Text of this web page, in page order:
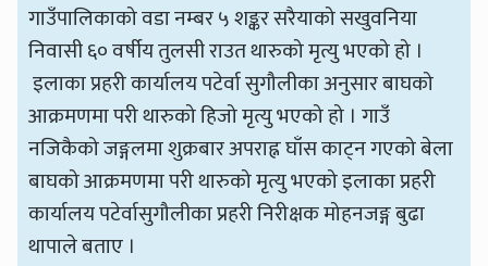
गाउँपालिकाको वडा नम्बर ५ शङ्कर सरैयाको सखुवनिया
निवासी ६० वर्षीय तुलसी राउत थारुको मृत्यु भएको हो ।
इलाका प्रहरी कार्यालय पटेर्वा सुगौलीका अनुसार बाघको
आक्रमणमा परी थारुको हिजो मृत्यु भएको हो । गाउँ
नजिकैको जङ्गलमा शुक्रबार अपराह्न घाँस काट्न गएको बेला
बाघको आक्रमणमा परी थारुको मृत्यु भएको इलाका प्रहरी
कार्यालय पटेर्वासुगौलीका प्रहरी निरीक्षक मोहनजङ्ग बुढा
थापाले बताए ।